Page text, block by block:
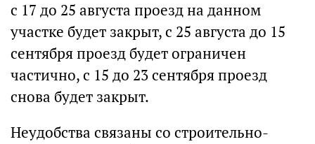
с 17 до 25 августа проезд на данном
участке будет закрыт, с 25 августа до 15
сентября проезд будет ограничен
частично, с 15 до 23 сентября проезд
снова будет закрыт.
Неудобства связаны со строительно-